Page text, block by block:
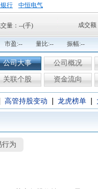
行
中恒电气
量： --(手) 成交额
市盈:-- 量比:-- 振幅:--
公司大事 公司概况
关联个股 资金流向
高管持股变动 龙虎榜单
行为